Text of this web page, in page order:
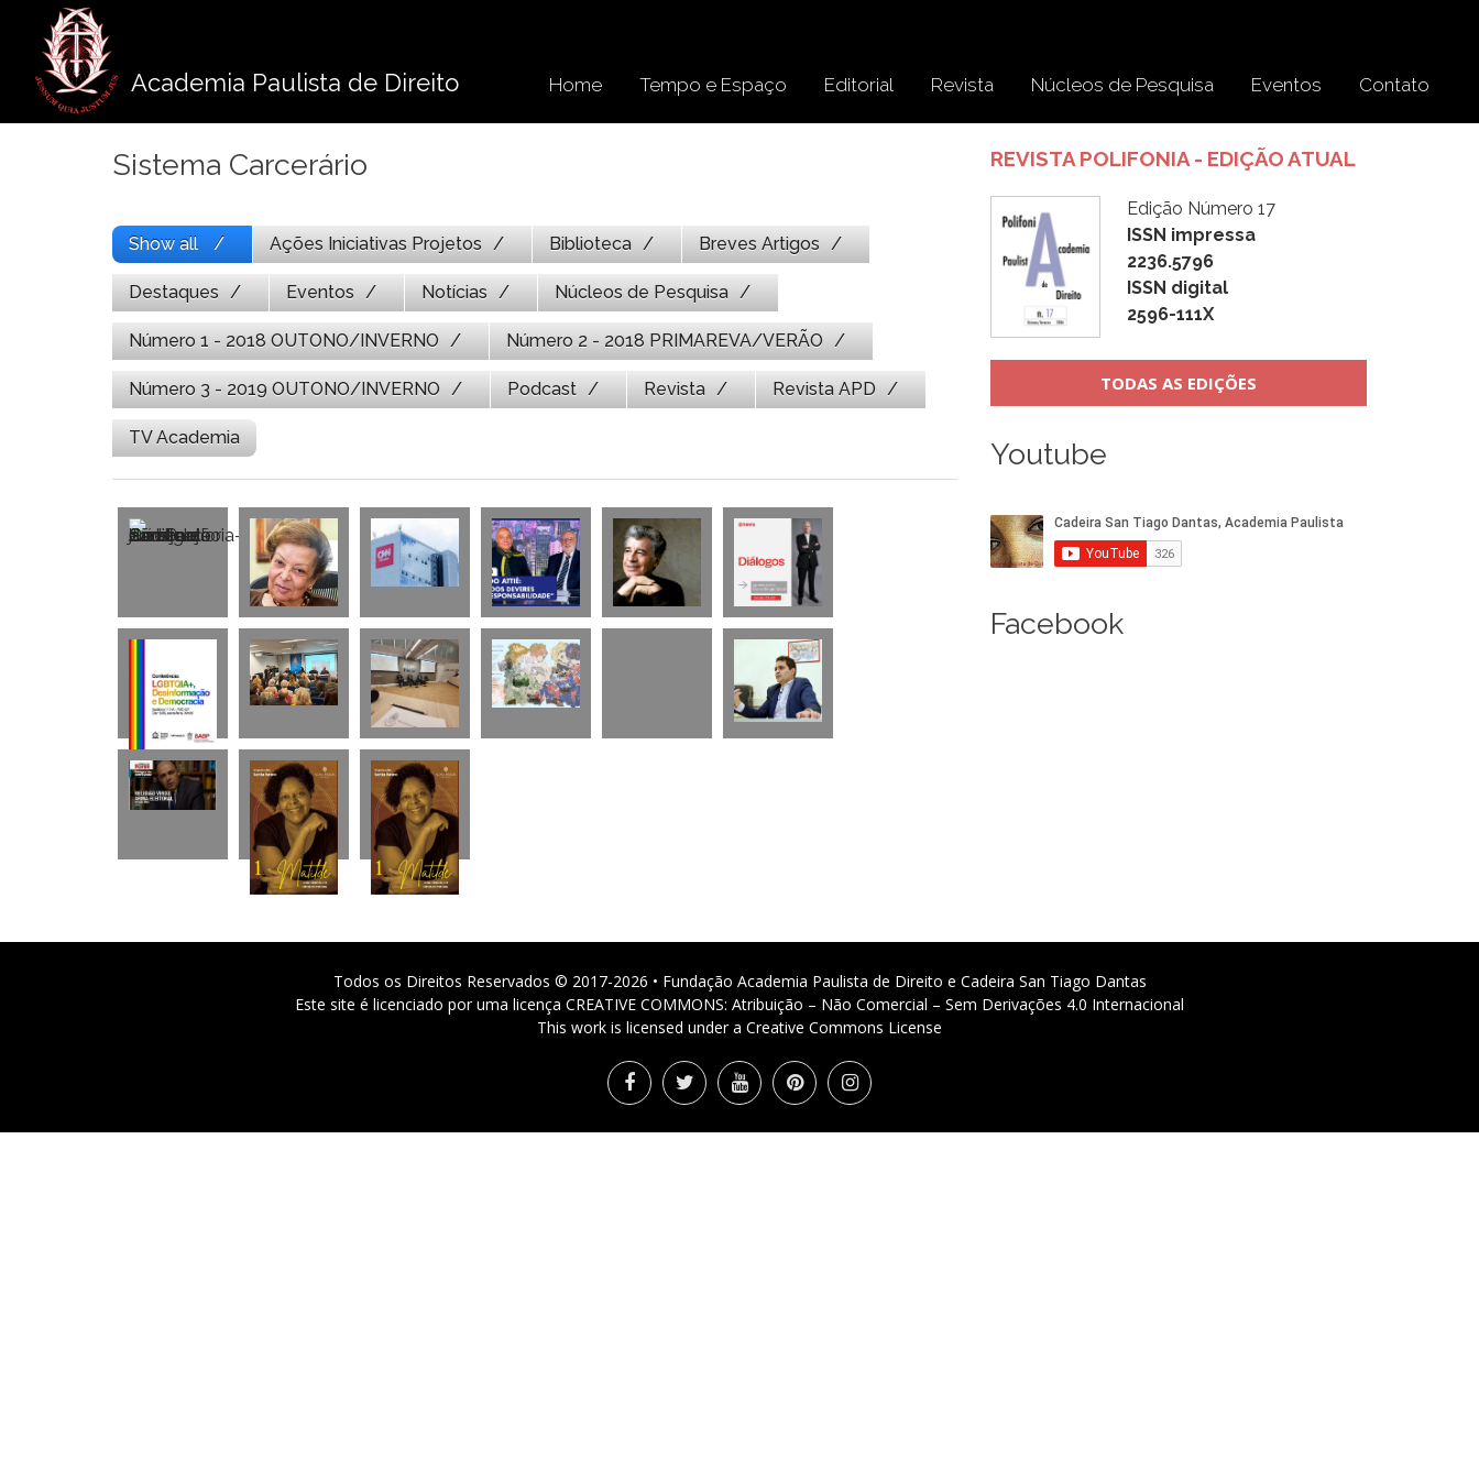
conteúdo
Academia Paulista de Direito Home Tempo e Espaço Editorial Revista Núcleos de Pesquisa Eventos Contato
Sistema Carcerário
Show all Ações Iniciativas Projetos Biblioteca Breves Artigos
Destaques Eventos Notícias Núcleos de Pesquisa
Número 1 - 2018 OUTONO/INVERNO Número 2 - 2018 PRIMAREVA/VERÃO
Número 3 - 2019 OUTONO/INVERNO Podcast Revista Revista APD
TV Academia
REVISTA POLIFONIA - EDIÇÃO ATUAL
Edição Número 17
ISSN impressa
2236.5796
ISSN digital
2596-111X
TODAS AS EDIÇÕES
Youtube
Facebook
Todos os Direitos Reservados © 2017-2026 • Fundação Academia Paulista de Direito e Cadeira San Tiago Dantas
Este site é licenciado por uma licença CREATIVE COMMONS: Atribuição – Não Comercial – Sem Derivações 4.0 Internacional
This work is licensed under a Creative Commons License